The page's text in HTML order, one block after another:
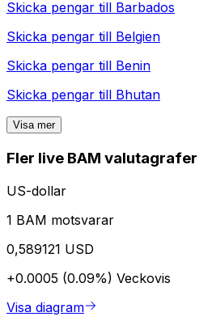
Skicka pengar till Barbados
Skicka pengar till Belgien
Skicka pengar till Benin
Skicka pengar till Bhutan
Visa mer
Fler live BAM valutagrafer
US-dollar
1 BAM motsvarar
0,589121 USD
+0.0005 (0.09%) Veckovis
Visa diagram